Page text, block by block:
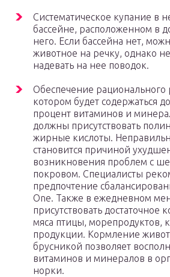
Систематическое купание в
бассейне, расположенном в
него. Если бассейна нет,
животное на речку, однако
надевать на нее поводок.
Обеспечение рационального
котором будет содержаться
процент витаминов и
должны присутствовать
жирные кислоты.
становится причиной
возникновения проблем с
покровом. Специалисты
предпочтение
One. Также в ежедневном
присутствовать достаточное
мяса птицы, морепродуктов,
продукции. Кормление
брусникой позволяет
витаминов и минералов в
норки.